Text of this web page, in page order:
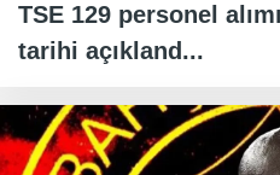
TSE 129 personel
tarihi açıkland...